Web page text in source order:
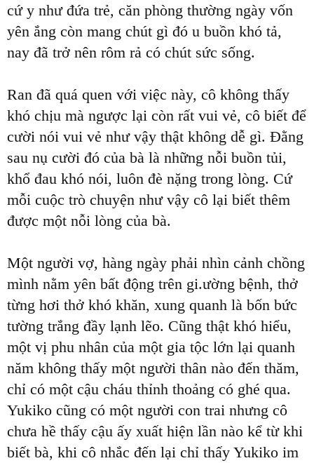
cứ y như đứa trẻ, căn phòng thường ngày vốn
yên ắng còn mang chút gì đó u buồn khó tả,
nay đã trở nên rôm rả có chút sức sống.
Ran đã quá quen với việc này, cô không thấy
khó chịu mà ngược lại còn rất vui vẻ, cô biết để
cười nói vui vẻ như vậy thật không dễ gì. Đằng
sau nụ cười đó của bà là những nỗi buồn tủi,
khổ đau khó nói, luôn đè nặng trong lòng. Cứ
mỗi cuộc trò chuyện như vậy cô lại biết thêm
được một nỗi lòng của bà.
Một người vợ, hàng ngày phải nhìn cảnh chồng
mình nằm yên bất động trên gi.ường bệnh, thở
từng hơi thở khó khăn, xung quanh là bốn bức
tường trắng đầy lạnh lẽo. Cũng thật khó hiểu,
một vị phu nhân của một gia tộc lớn lại quanh
năm không thấy một người thân nào đến thăm,
chỉ có một cậu cháu thỉnh thoảng có ghé qua.
Yukiko cũng có một người con trai nhưng cô
chưa hề thấy cậu ấy xuất hiện lần nào kể từ khi
biết bà, khi cô nhắc đến lại chỉ thấy Yukiko im